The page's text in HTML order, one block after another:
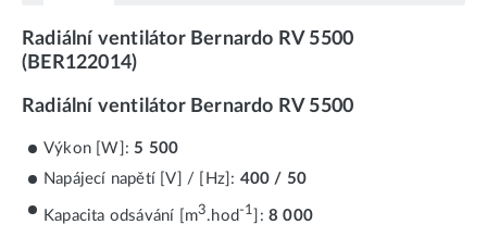
Radiální ventilátor Bernardo RV 5500
(BER122014)
Radiální ventilátor Bernardo RV 5500
Výkon [W]:5 500
Napájecí napětí [V] / [Hz]: 400 / 50
Kapacita odsávání [m3.hod-1 ]:8 000